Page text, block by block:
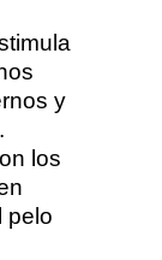
y
los
pelo